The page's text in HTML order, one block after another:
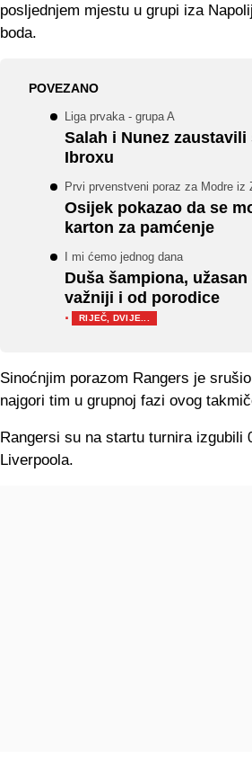
posljednjem mjestu u grupi iza
boda.
POVEZANO
Liga prvaka - grupa A
Salah i Nunez
Ibroxu
Prvi prvenstveni poraz za Modre iz
Osijek pokazao da se
karton za pamćenje
I mi ćemo jednog dana
Duša šampiona,
važniji i od porodice
·
RIJEČ, DVIJE...
Sinoćnjim porazom Rangers je
najgori tim u grupnoj fazi ovog
Rangersi su na startu turnira izgubili
Liverpoola.